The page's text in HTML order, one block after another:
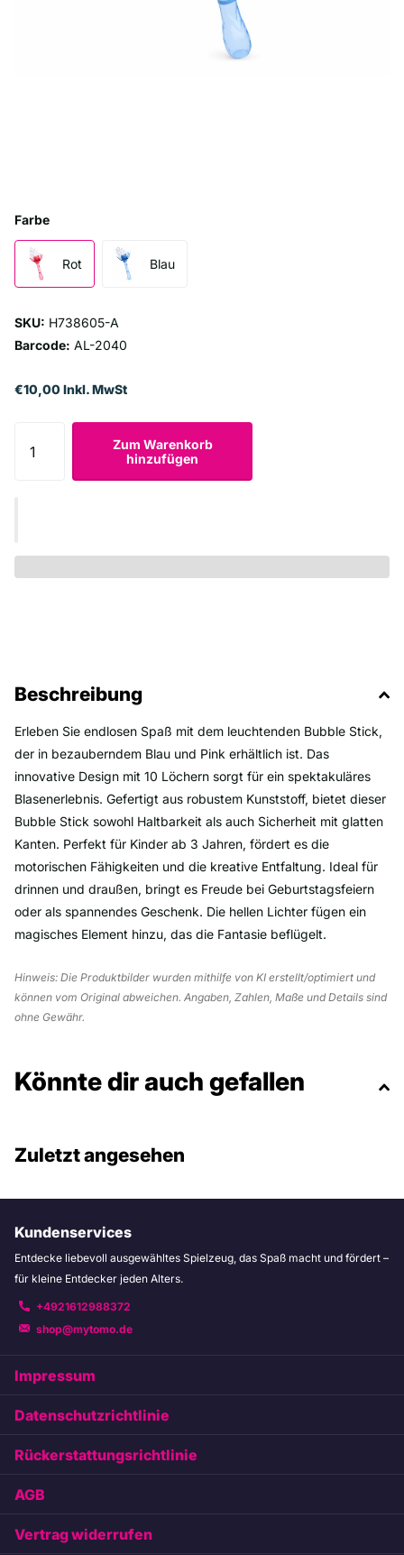
Farbe
Rot Blau
SKU: H738605-A
Barcode: AL-2040
€10,00 Inkl. MwSt
Zum Warenkorb
hinzufügen
Beschreibung
Erleben Sie endlosen Spaß mit dem leuchtenden Bubble Stick,
der in bezauberndem Blau und Pink erhältlich ist. Das
innovative Design mit 10 Löchern sorgt für ein spektakuläres
Blasenerlebnis. Gefertigt aus robustem Kunststoff, bietet dieser
Bubble Stick sowohl Haltbarkeit als auch Sicherheit mit glatten
Kanten. Perfekt für Kinder ab 3 Jahren, fördert es die
motorischen Fähigkeiten und die kreative Entfaltung. Ideal für
drinnen und draußen, bringt es Freude bei Geburtstagsfeiern
oder als spannendes Geschenk. Die hellen Lichter fügen ein
magisches Element hinzu, das die Fantasie beflügelt.
Hinweis: Die Produktbilder wurden mithilfe von KI erstellt/optimiert und
können vom Original abweichen. Angaben, Zahlen, Maße und Details sind
ohne Gewähr.
Könnte dir auch gefallen
Zuletzt angesehen
Kundenservices
Entdecke liebevoll ausgewähltes Spielzeug, das Spaß macht und fördert –
für kleine Entdecker jeden Alters.
+4921612988372
shop@mytomo.de
Impressum
Datenschutzrichtlinie
Rückerstattungsrichtlinie
AGB
Vertrag widerrufen